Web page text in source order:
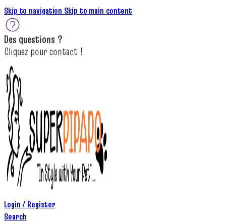
Skip to navigation Skip to main content
Des questions ?
Cliquez pourcontact !
Login / Register
Search